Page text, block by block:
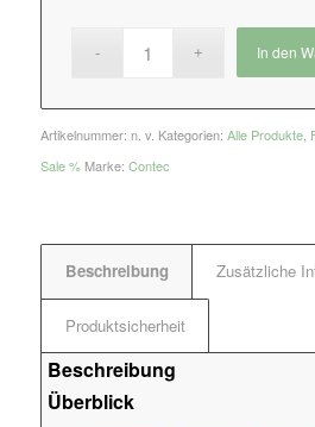
In den
Artikelnummer: n. v. Kategorien: Alle Produkte,
Sale % Marke: Contec
Beschreibung Zusätzliche
Produktsicherheit
Beschreibung
Überblick